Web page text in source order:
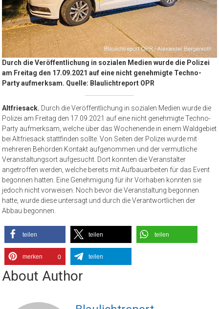
Durch die Veröffentlichung in sozialen Medien wurde die Polizei
am Freitag den 17.09.2021 auf eine nicht genehmigte Techno-
Party aufmerksam. Quelle: Blaulichtreport OPR
Altfriesack. Durch die Veröffentlichung in sozialen Medien wurde die
Polizei am Freitag den 17.09.2021 auf eine nicht genehmigte Techno-
Party aufmerksam, welche über das Wochenende in einem Waldgebiet
bei Altfriesack stattfinden sollte. Von Seiten der Polizei wurde mit
mehreren Behörden Kontakt aufgenommen und der vermutliche
Veranstaltungsort aufgesucht. Dort konnten die Veranstalter
angetroffen werden, welche bereits mit Aufbauarbeiten für das Event
begonnen hatten. Eine Genehmigung für ihr Vorhaben konnten sie
jedoch nicht vorweisen. Noch bevor die Veranstaltung begonnen
hatte, wurde diese untersagt und durch die Verantwortlichen der
Abbau begonnen.
teilen teilen teilen
merken 0 teilen
About Author